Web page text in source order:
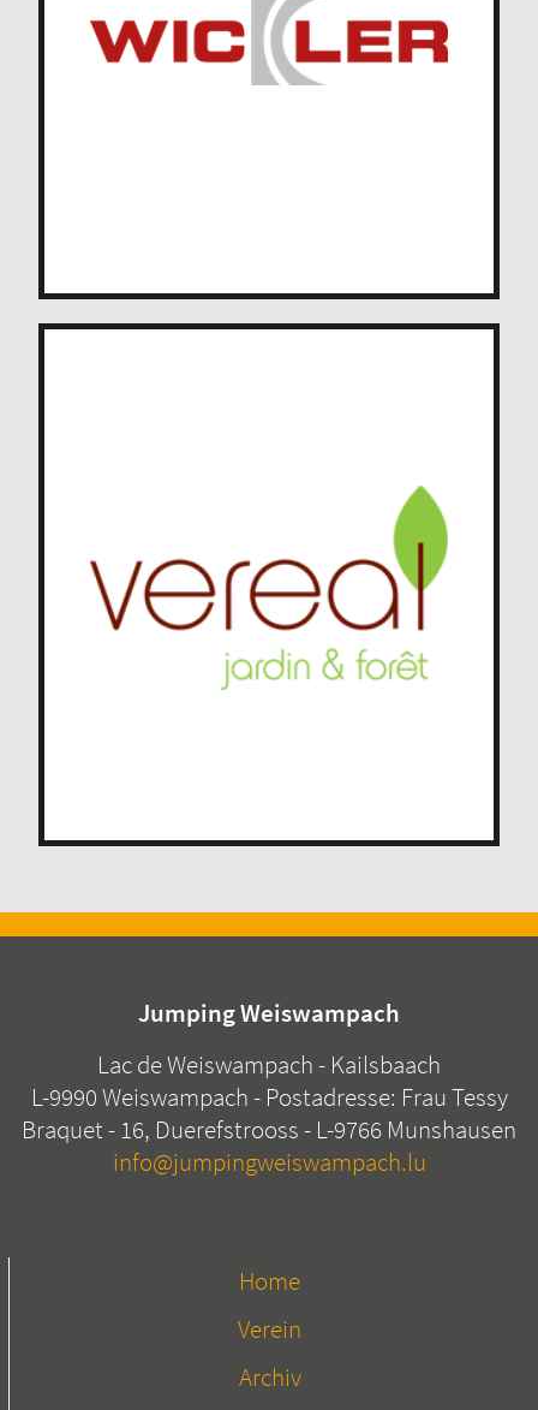
Jumping Weiswampach
Lac de Weiswampach - Kailsbaach
L-9990 Weiswampach - Postadresse: Frau Tessy
Braquet - 16, Duerefstrooss - L-9766 Munshausen
info@jumpingweiswampach.lu
Home
Verein
Archiv